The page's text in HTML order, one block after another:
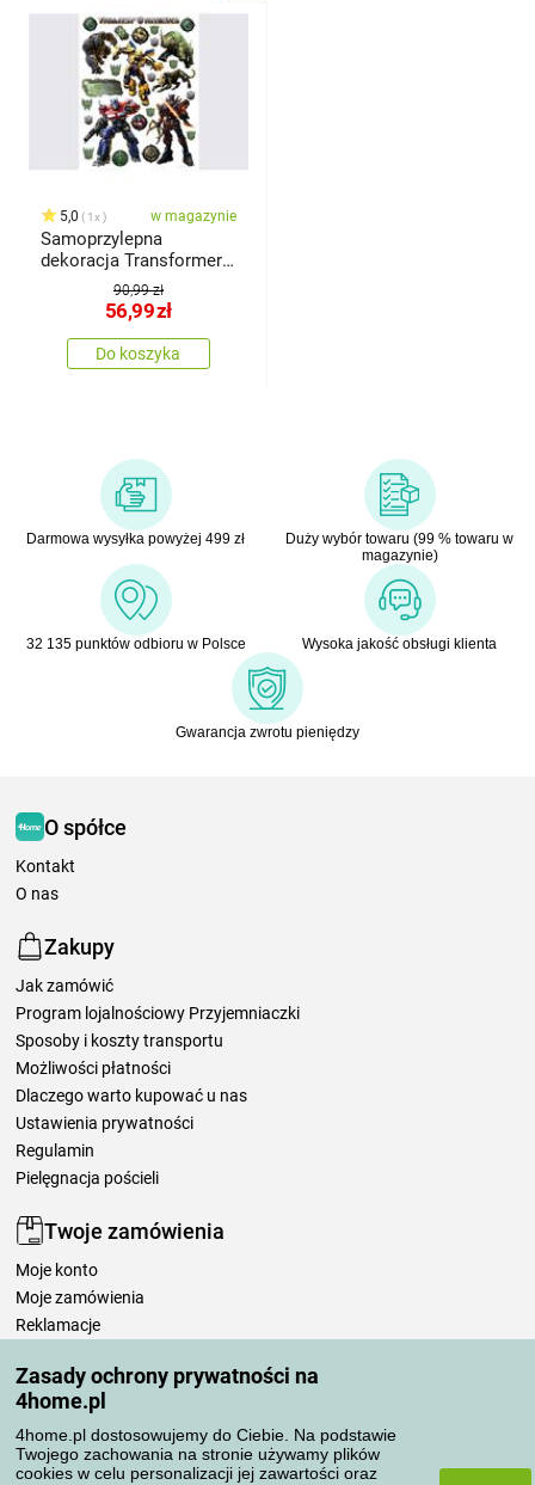
Zasady ochrony prywatności na
4home.pl
4home.pl dostosowujemy do Ciebie. Na podstawie
Twojego zachowania na stronie używamy plików
cookies w celu personalizacji jej zawartości oraz
5,0 1x w magazynie
Samoprzylepna
dekoracja Transformers,
65 x 85 cm90,99 zł
56,99zł
Do koszyka
Darmowa wysyłka powyżej 499 zł
Duży wybór towaru (99 % towaru w
magazynie)
32 135 punktów odbioru w Polsce Wysoka jakość obsługi klienta
Gwarancja zwrotu pieniędzy
O spółce
Kontakt
O nas
Zakupy
Jak zamówić
Program lojalnościowy Przyjemniaczki
Sposoby i koszty transportu
Możliwości płatności
Dlaczego warto kupować u nas
Ustawienia prywatności
Regulamin
Pielęgnacja pościeli
Twoje zamówienia
Moje konto
Moje zamówienia
Reklamacje
Zasady przetwarzania recenzji
Sposoby transportu